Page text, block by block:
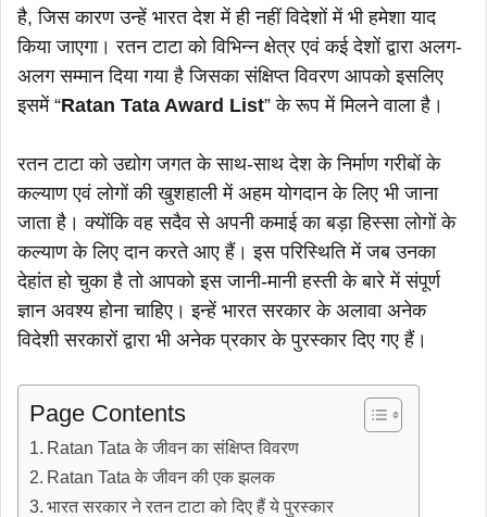
है, जिस कारण उन्हें भारत देश में ही नहीं विदेशों में भी हमेशा याद
किया जाएगा। रतन टाटा को विभिन्न क्षेत्र एवं कई देशों द्वारा अलग-
अलग सम्मान दिया गया है जिसका संक्षिप्त विवरण आपको इसलिए
इसमें “Ratan Tata Award List” के रूप में मिलने वाला है।
रतन टाटा को उद्योग जगत के साथ-साथ देश के निर्माण गरीबों के
कल्याण एवं लोगों की खुशहाली में अहम योगदान के लिए भी जाना
जाता है। क्योंकि वह सदैव से अपनी कमाई का बड़ा हिस्सा लोगों के
कल्याण के लिए दान करते आए हैं। इस परिस्थिति में जब उनका
देहांत हो चुका है तो आपको इस जानी-मानी हस्ती के बारे में संपूर्ण
ज्ञान अवश्य होना चाहिए। इन्हें भारत सरकार के अलावा अनेक
विदेशी सरकारों द्वारा भी अनेक प्रकार के पुरस्कार दिए गए हैं।
Page Contents
Ratan Tata के जीवन का संक्षिप्त विवरण
Ratan Tata के जीवन की एक झलक
भारत सरकार ने रतन टाटा को दिए हैं ये पुरस्कार